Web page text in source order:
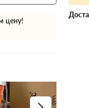
цену!